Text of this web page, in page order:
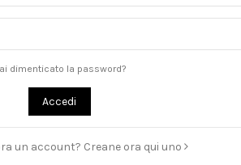
dimenticato la password?
Accedi
un account? Creane ora qui uno